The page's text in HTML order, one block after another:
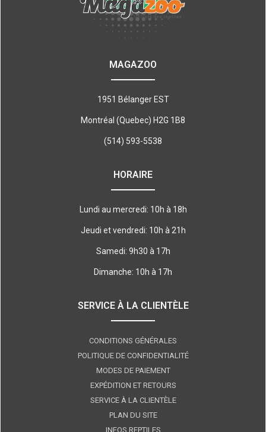
MAGAZOO
1951 Bélanger EST
Montréal (Quebec) H2G 1B8
(514) 593-5538
HORAIRE
Lundi au mercredi: 10h à 18h
Jeudi et vendredi: 10h à 21h
Samedi: 9h30 à 17h
Dimanche: 10h à 17h
SERVICE À LA CLIENTÈLE
CONDITIONS GÉNÉRALES
POLITIQUE DE CONFIDENTIALITÉ
MODES DE PAIEMENT
EXPÉDITION ET RETOURS
SERVICE À LA CLIENTÈLE
PLAN DU SITE
INFOS REPTILES